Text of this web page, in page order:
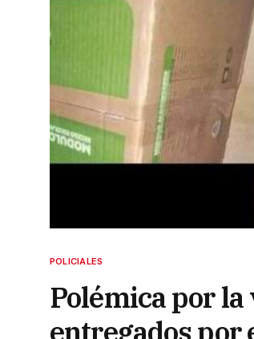
POLICIALES
Polémica por